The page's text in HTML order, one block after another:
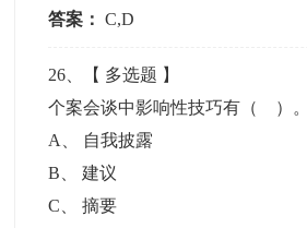
答案： C,D
26 、【 多选题 】
个案会谈中影响性技巧有（ ）。
A
自我披露
B 、建议
C 、摘要